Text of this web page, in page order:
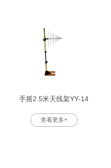
手摇2.5米天线架YY-14
查看更多+